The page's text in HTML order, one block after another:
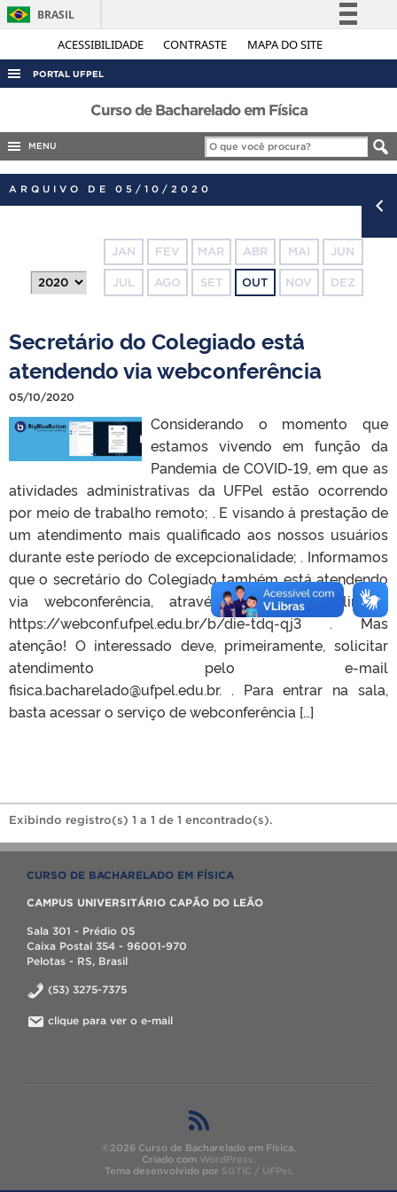
ACESSIBILIDADE CONTRASTE MAPA DO SITE
BRASIL
Simplifique!
Legislação
Canais
PORTAL UFPEL
ACESSO À INFORMAÇÃO
AUDITORIA
CONCURSOS
OUVIDORIA
TELEFONES
Curso de Bacharelado em Física
MENU
ARQUIVO DE 05/10/2020
JAN FEV MAR ABR MAI JUN
JUL AGO SET OUT NOV DEZ
Secretário do Colegiado está
atendendo via webconferência
05/10/2020
Considerando o momento que
estamos vivendo em função da
Pandemia de COVID-19, em que as
atividades administrativas da UFPel estão ocorrendo
por meio de trabalho remoto; . E visando à prestação de
um atendimento mais qualificado aos nossos usuários
durante este período de excepcionalidade; . Informamos
que o secretário do Colegiado também está atendendo
via webconferência, através do seguinte link: .
https://webconf.ufpel.edu.br/b/die-tdq-qj3 . Mas
atenção! O interessado deve, primeiramente, solicitar
atendimento pelo e-mail
fisica.bacharelado@ufpel.edu.br. . Para entrar na sala,
basta acessar o serviço de webconferência […]
Exibindo registro(s) 1 a 1 de 1 encontrado(s).
CURSO DE BACHARELADO EM FÍSICA
CAMPUS UNIVERSITÁRIO CAPÃO DO LEÃO
Sala 301 - Prédio 05
Caixa Postal 354 - 96001-970
Pelotas - RS, Brasil
(53) 3275-7375
clique para ver o e-mail
©2026 Curso de Bacharelado em Física.
Criado com WordPress.
Tema desenvolvido por SGTIC / UFPel.